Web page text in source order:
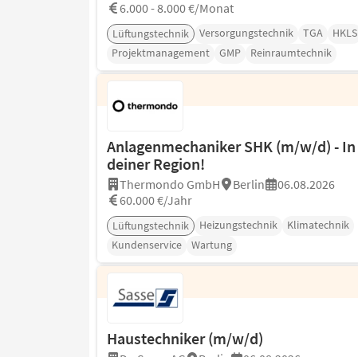
6.000 - 8.000 €/Monat
Lüftungstechnik Versorgungstechnik TGA
HKLS
Projektmanagement
GMP Reinraumtechnik
Anlagenmechaniker SHK (m/w/d) - In
deiner Region!
Thermondo GmbH Berlin
06.08.2026
60.000 €/Jahr
Lüftungstechnik Heizungstechnik
Klimatechnik
Kundenservice
Wartung
Haustechniker (m/w/d)